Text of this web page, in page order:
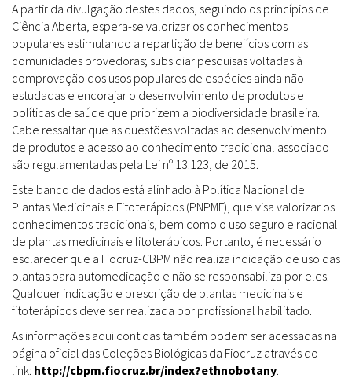
A partir da divulgação destes dados, seguindo os princípios de
Ciência Aberta, espera-se valorizar os conhecimentos
populares estimulando a repartição de benefícios com as
comunidades provedoras; subsidiar pesquisas voltadas à
comprovação dos usos populares de espécies ainda não
estudadas e encorajar o desenvolvimento de produtos e
políticas de saúde que priorizem a biodiversidade brasileira.
Cabe ressaltar que as questões voltadas ao desenvolvimento
de produtos e acesso ao conhecimento tradicional associado
são regulamentadas pela Lei nº 13.123, de 2015.
Este banco de dados está alinhado à Política Nacional de
Plantas Medicinais e Fitoterápicos (PNPMF), que visa valorizar os
conhecimentos tradicionais, bem como o uso seguro e racional
de plantas medicinais e fitoterápicos. Portanto, é necessário
esclarecer que a Fiocruz-CBPM não realiza indicação de uso das
plantas para automedicação e não se responsabiliza por eles.
Qualquer indicação e prescrição de plantas medicinais e
fitoterápicos deve ser realizada por profissional habilitado.
As informações aqui contidas também podem ser acessadas na
página oficial das Coleções Biológicas da Fiocruz através do
link: http://cbpm.fiocruz.br/index?ethnobotany.